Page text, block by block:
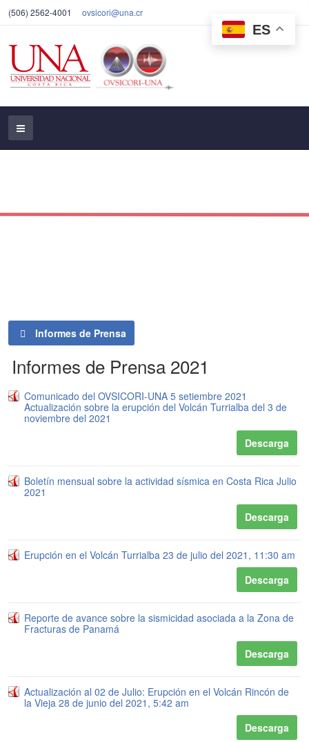
(506) 2562-4001 ovsicori@una.cr
ES
Informes de Prensa
Informes de Prensa 2021
Comunicado del OVSICORI-UNA 5 setiembre 2021
Actualización sobre la erupción del Volcán Turrialba del 3 de
noviembre del 2021
Descarga
Boletín mensual sobre la actividad sísmica en Costa Rica Julio
2021
Descarga
Erupción en el Volcán Turrialba 23 de julio del 2021, 11:30 am
Descarga
Reporte de avance sobre la sismicidad asociada a la Zona de
Fracturas de Panamá
Descarga
Actualización al 02 de Julio: Erupción en el Volcán Rincón de
la Vieja 28 de junio del 2021, 5:42 am
Descarga